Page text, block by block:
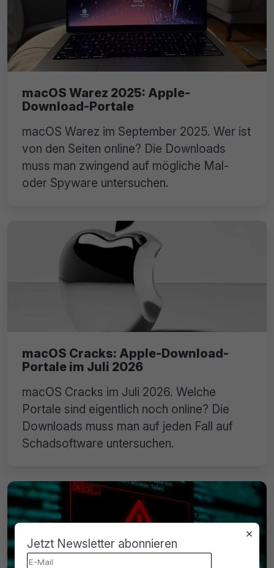
macOS Warez 2025: Apple-
Download-Portale
macOS Warez im September 2025. Wer ist
von den Seiten online? Die Downloads
muss man zwingend auf mögliche Mal-
oder Spyware untersuchen.
macOS Cracks: Apple-Download-
Portale im Juli 2026
macOS Cracks im Juli 2026. Welche
Portale sind eigentlich noch online? Die
Downloads muss man auf jeden Fall auf
Schadsoftware untersuchen.
×
Jetzt Newsletter abonnieren